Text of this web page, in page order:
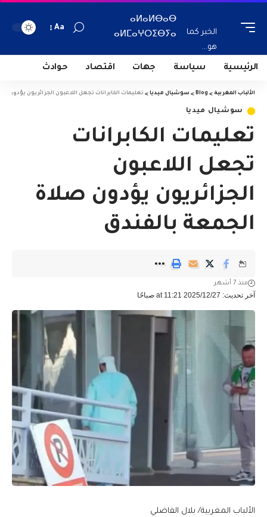
الخبر كما
هو...
ⴰⵍⴰⵍⴱⴰⴱ
ⴰⵍⵎⴰⵖⵔⵉⴱⵢⴰ
Aa
الرئيسية سياسة جهات اقتصاد حوادث
الألباب المغربية >
Blog
> سوشيال ميديا > تعليمات الكابرانات تجعل اللاعبون الجزائريون يؤدون
سوشيال ميديا
تعليمات الكابرانات
تجعل اللاعبون
الجزائريون يؤدون صلاة
الجمعة بالفندق
آخر تحديث: 2025/12/27 at 11:21 صباحًا
منذ 7 أشهر
الألباب المغربية/ بلال الفاضلي